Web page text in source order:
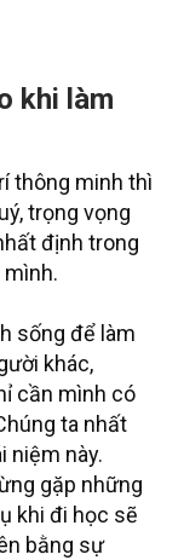
khi làm
thông minh thì
trọng vọng
định trong
sống để làm
khác,
cần mình có
ta nhất
niệm này.
gặp những
khi đi học sẽ
bằng sự